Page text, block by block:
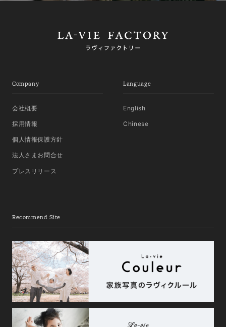
Company
会社概要
採用情報
個人情報保護方針
法人さまお問合せ
プレスリリース
Language
English
Chinese
Recommend Site